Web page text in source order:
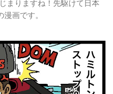
まりますね！先駆けて日本
漫画です。